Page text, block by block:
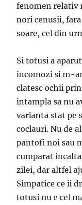
fenomen relativ
nori cenusii,
soare, cel din
Si totusi a
incomozi si m-
clatesc ochii
intampla sa nu
varianta stat pe
coclauri. Nu de
pantofi noi sau
cumparat
zilei, dar altfel
Simpatice ce ii
totusi nu e cel